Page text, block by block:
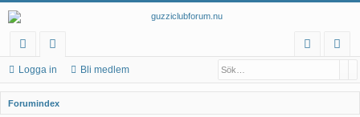
na
b
at
eg
ga
m
Logga in Bli medlem
Forumindex